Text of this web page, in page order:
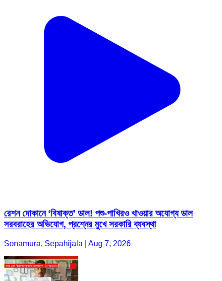
রেশন দোকানে ‘বিষাক্ত’ ডাল! পশু-পাখিরও খাওয়ার অযোগ্য ডাল
সরবরাহের অভিযোগ, প্রশ্নের মুখে সরকারি ব্যবস্থা
Sonamura, Sepahijala | Aug 7, 2026